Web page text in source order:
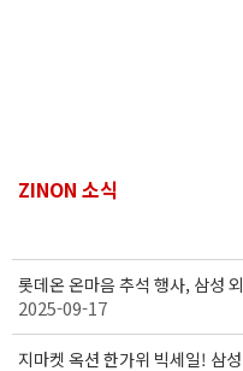
ZINON 소식
롯데온 온마음 추석 행사, 삼성
받으세요! ( 9/15 - 9/30 )
2025-09-17
지마켓 옥션 한가위 빅세일! 삼